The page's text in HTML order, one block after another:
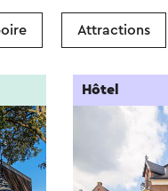
Attractions
Hôtel